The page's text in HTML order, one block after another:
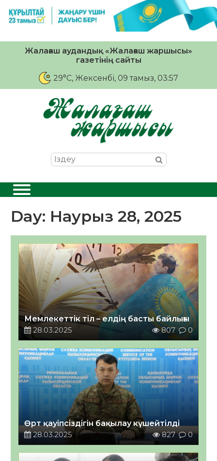
Жалағаш аудандық «Жалағаш жаршысы»
газетінің сайты
29°C, Жексенбі, 09 тамыз, 03:57
Day: Наурыз 28, 2025
Мемлекеттік тіл – елдің басты байлығы
28.03.2025
807 0
Өрт қауіпсіздігін бақылау күшейтілді
28.03.2025
827 0